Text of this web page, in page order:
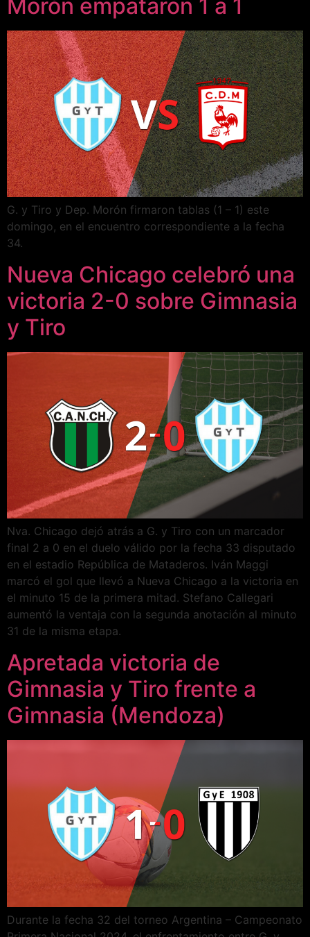
Morón empataron 1 a 1
G. y Tiro y Dep. Morón firmaron tablas (1 – 1) este
domingo, en el encuentro correspondiente a la fecha
34.
Nueva Chicago celebró una
victoria 2-0 sobre Gimnasia
y Tiro
Nva. Chicago dejó atrás a G. y Tiro con un marcador
final 2 a 0 en el duelo válido por la fecha 33 disputado
en el estadio República de Mataderos. Iván Maggi
marcó el gol que llevó a Nueva Chicago a la victoria en
el minuto 15 de la primera mitad. Stefano Callegari
aumentó la ventaja con la segunda anotación al minuto
31 de la misma etapa.
Apretada victoria de
Gimnasia y Tiro frente a
Gimnasia (Mendoza)
Durante la fecha 32 del torneo Argentina – Campeonato